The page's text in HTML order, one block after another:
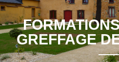
GREFFAGE